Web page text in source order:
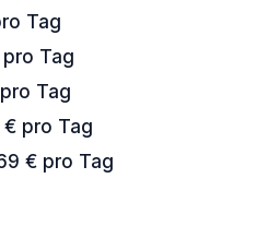
Tag
Tag
Tag
pro Tag
€ pro Tag